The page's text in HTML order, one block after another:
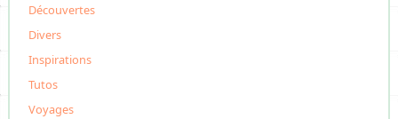
Découvertes
Divers
Inspirations
Tutos
Voyages